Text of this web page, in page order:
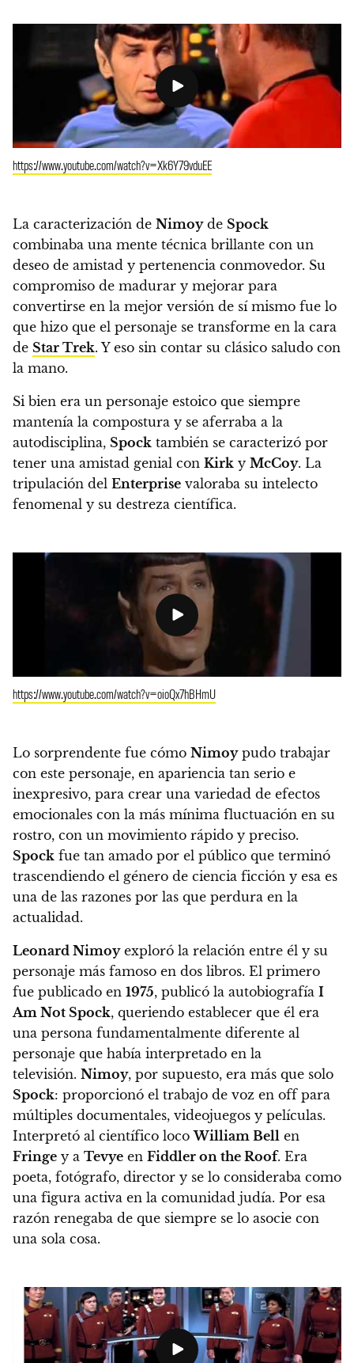
https://www.youtube.com/watch?v=Xk6Y79vduEE
La caracterización de Nimoyde Spock
combinaba una mente técnica brillante con un
deseo de amistad y pertenencia conmovedor. Su
compromiso de madurar y mejorar para
convertirse en la mejor versión de sí mismo fue lo
que hizo que el personaje se transforme en la cara
de Star Trek. Y eso sin contar su clásico saludo con
la mano.
Si bien era un personaje estoico que siempre
mantenía la compostura y se aferraba a la
autodisciplina, Spock también se caracterizó por
tener una amistad genial con Kirk y McCoy. La
tripulación del Enterprise valoraba su intelecto
fenomenal y su destreza científica.
https://www.youtube.com/watch?v=oioQx7hBHmU
Lo sorprendente fue cómo Nimoypudo trabajar
con este personaje, en apariencia tan serio e
inexpresivo, para crear una variedad de efectos
emocionales con la más mínima fluctuación en su
rostro, con un movimiento rápido y preciso.
Spock fue tan amado por el público que terminó
trascendiendo el género de ciencia ficción y esa es
una de las razones por las que perdura en la
actualidad.
Leonard Nimoyexploró la relación entre él y su
personaje más famoso en dos libros. El primero
fue publicado en 1975, publicó la autobiografía I
Am Not Spock, queriendo establecer que él era
una persona fundamentalmente diferente al
personaje que había interpretado en la
televisión. Nimoy, por supuesto, era más que solo
Spock: proporcionó el trabajo de voz en off para
múltiples documentales, videojuegos y películas.
Interpretó al científico locoWilliam Bell en
Fringe y a Tevye en Fiddler on the Roof. Era
poeta, fotógrafo, director y se lo consideraba como
una figura activa en la comunidad judía. Por esa
razón renegaba de que siempre se lo asocie con
una sola cosa.